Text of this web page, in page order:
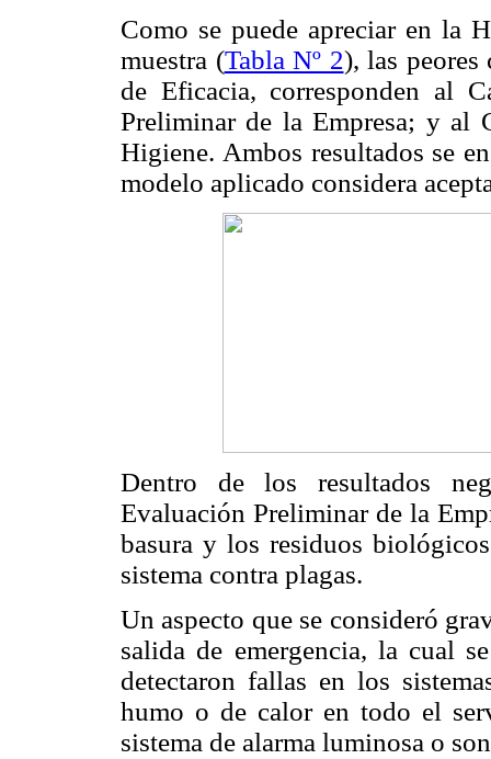
Como se puede apreciar en la
muestra (Tabla Nº 2), las peores
de Eficacia, corresponden al
Preliminar de la Empresa; y al
Higiene. Ambos resultados se
modelo aplicado considera
Dentro de los resultados
Evaluación Preliminar de la
basura y los residuos
sistema contra plagas.
Un aspecto que se consideró
salida de emergencia, la cual
detectaron fallas en los
humo o de calor en todo el
sistema de alarma luminosa o